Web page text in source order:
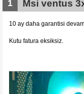
1 Msi ventus
10 ay daha garantisi
Kutu fatura eksiksiz.